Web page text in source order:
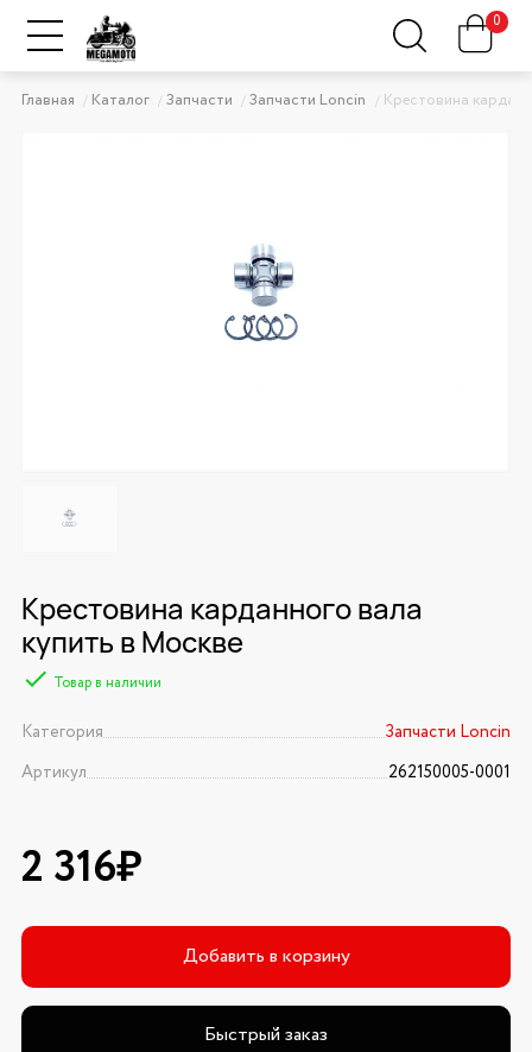
0
Главная Каталог Запчасти Запчасти Loncin Крестовина
Крестовина карданного вала
купить в Москве
Товар в наличии
Категория
Запчасти Loncin
Артикул
262150005-0001
2 316₽
Добавить в корзину
Быстрый заказ